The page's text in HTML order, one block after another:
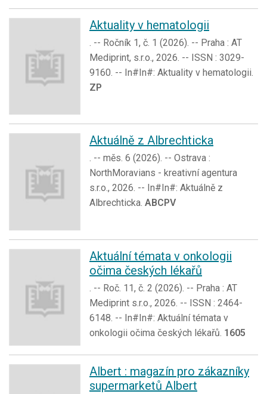
Aktuality v hematologii
. -- Ročník 1, č. 1 (2026). -- Praha : AT
Mediprint, s.r.o., 2026. -- ISSN : 3029-
9160. -- In#In#: Aktuality v hematologii.
ZP
Aktuálně z Albrechticka
. -- měs. 6 (2026). -- Ostrava :
NorthMoravians - kreativní agentura
s.r.o., 2026. -- In#In#: Aktuálně z
Albrechticka. ABCPV
Aktuální témata v onkologii
očima českých lékařů
. -- Roč. 11, č. 2 (2026). -- Praha : AT
Mediprint s.r.o., 2026. -- ISSN : 2464-
6148. -- In#In#: Aktuální témata v
onkologii očima českých lékařů. 1605
Albert : magazín pro zákazníky
supermarketů Albert